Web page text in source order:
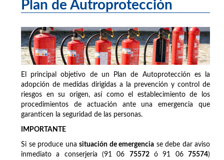
Plan de Autroprotección
El principal objetivo de un Plan de Autoprotección es la
adopción de medidas dirigidas a la prevención y control de
riesgos en su origen, así como el establecimiento de los
procedimientos de actuación ante una emergencia que
garanticen la seguridad de las personas.
IMPORTANTE
Si se produce una situación de emergencia se debe dar aviso
inmediato a conserjería (91 06 75572ó 91 06 75574)